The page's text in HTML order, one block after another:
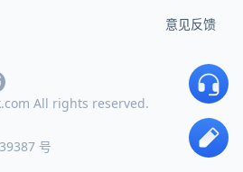
意见反馈
All rights reserved.
号